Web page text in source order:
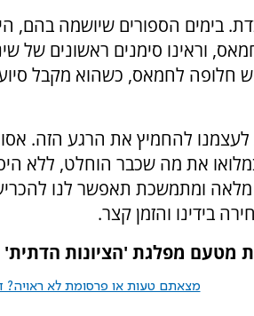
בימים הספורים שיושמה בהם,
וראינו סימנים ראשונים של
חלופה לחמאס, כשהוא מקבל
לעצמנו להחמיץ את הרגע הזה.
את מה שכבר הוחלט, ללא
ומתמשכת תאפשר לנו
בידינו והזמן קצר.
מטעם מפלגת 'הציונות הדתית'
מצאתם טעות או פרסומת לא ראויה?